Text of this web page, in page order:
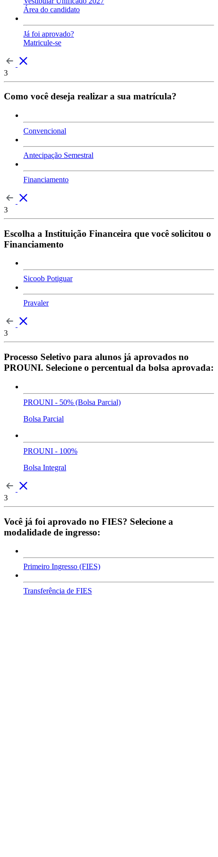
Área do candidato
Já foi aprovado?
Matricule-se
3
Como você deseja realizar a sua matrícula?
Convencional
Antecipação Semestral
Financiamento
3
Escolha a Instituição Financeira que você solicitou o
Financiamento
Sicoob Potiguar
Pravaler
3
Processo Seletivo para alunos já aprovados no
PROUNI. Selecione o percentual da bolsa aprovada:
PROUNI - 50% (Bolsa Parcial)
Bolsa Parcial
PROUNI - 100%
Bolsa Integral
3
Você já foi aprovado no FIES? Selecione a
modalidade de ingresso:
Primeiro Ingresso (FIES)
Transferência de FIES